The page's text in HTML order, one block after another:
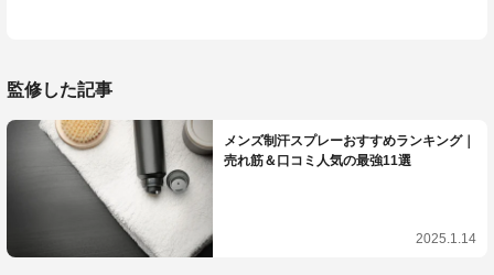
監修した記事
メンズ制汗スプレーおすすめランキング｜
売れ筋＆口コミ人気の最強11選
2025.1.14